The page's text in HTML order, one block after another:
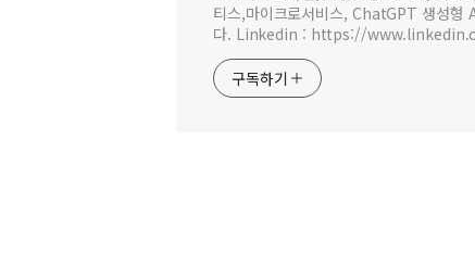
티스,마이크로서비스, ChatGPT 생성형
다. Linkedin : https://
구독하기